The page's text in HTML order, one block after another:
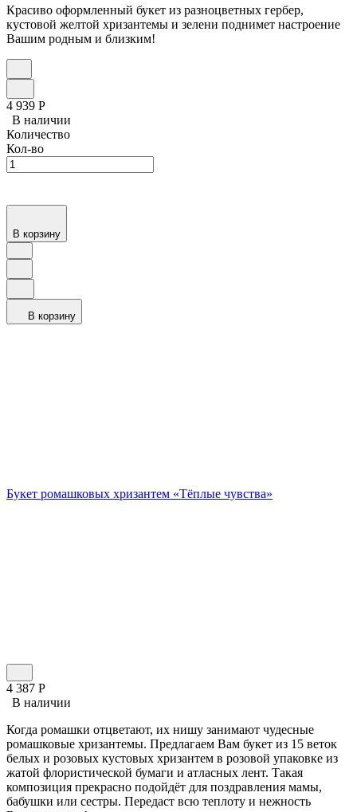
Красиво оформленный букет из разноцветных гербер,
кустовой желтой хризантемы и зелени поднимет настроение
Вашим родным и близким!
4 939 Р
В наличии
Количество
Кол-во
В корзину
В корзину
Букет ромашковых хризантем «Тёплые чувства»
4 387 Р
В наличии
Когда ромашки отцветают, их нишу занимают чудесные
ромашковые хризантемы. Предлагаем Вам букет из 15 веток
белых и розовых кустовых хризантем в розовой упаковке из
жатой флористической бумаги и атласных лент. Такая
композиция прекрасно подойдёт для поздравления мамы,
бабушки или сестры. Передаст всю теплоту и нежность